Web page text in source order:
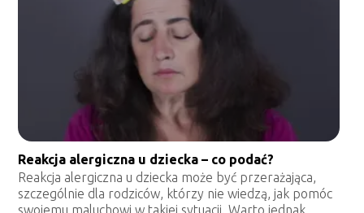
Reakcja alergiczna u dziecka – co podać?
Reakcja alergiczna u dziecka może być przerażająca,
szczególnie dla rodziców, którzy nie wiedzą, jak pomóc
swojemu maluchowi w takiej sytuacji. Warto jednak